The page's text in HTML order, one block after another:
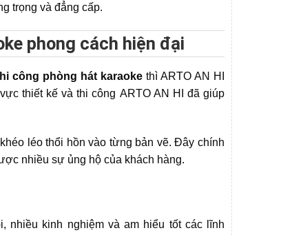
trọng và đẳng cấp.
phong cách hiện đại
công phòng hát karaokethì ARTO AN HI
thiết kế và thi công ARTO AN HI đã giúp
léo thổi hồn vào từng bản vẽ. Đây chính
nhiều sự ủng hộ của khách hàng.
nhiều kinh nghiệm và am hiểu tốt các lĩnh